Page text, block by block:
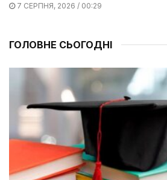
7 СЕРПНЯ, 2026 / 00:29
ГОЛОВНЕ СЬОГОДНІ